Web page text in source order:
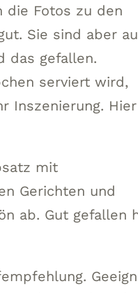
die Fotos zu den
Sie sind aber
das gefallen.
serviert wird,
Inszenierung. Hier
mit
Gerichten und
ab. Gut gefallen